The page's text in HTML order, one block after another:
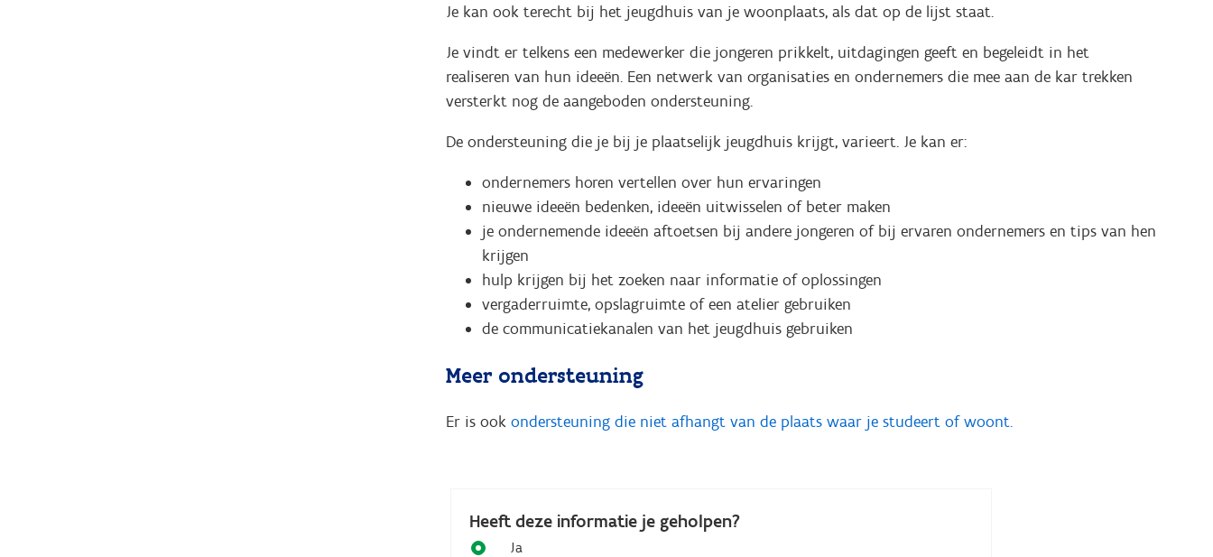
Je kan ook terecht bij het jeugdhuis van je woonplaats, als dat op de lijst staat.
Je vindt er telkens een medewerker die jongeren prikkelt, uitdagingen geeft en begeleidt in het
realiseren van hun ideeën. Een netwerk van organisaties en ondernemers die mee aan de kar trekken
versterkt nog de aangeboden ondersteuning.
De ondersteuning die je bij je plaatselijk jeugdhuis krijgt, varieert. Je kan er:
ondernemers horen vertellen over hun ervaringen
nieuwe ideeën bedenken, ideeën uitwisselen of beter maken
je ondernemende ideeën aftoetsen bij andere jongeren of bij ervaren ondernemers en tips van hen
krijgen
hulp krijgen bij het zoeken naar informatie of oplossingen
vergaderruimte, opslagruimte of een atelier gebruiken
de communicatiekanalen van het jeugdhuis gebruiken
Meer ondersteuning
Er is ook ondersteuning die niet afhangt van de plaats waar je studeert of woont.
Heeft deze informatie je geholpen?
Ja